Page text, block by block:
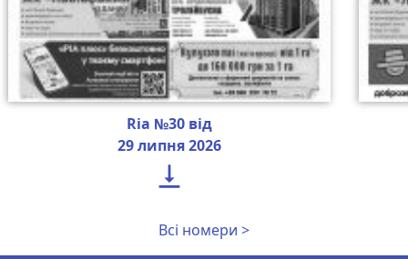
Ria №30 від
29 липня 2026

Всі номери >